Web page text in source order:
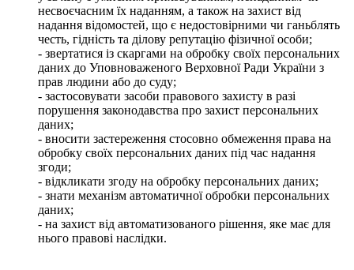
несвоєчасним їх наданням, а також на захист від
надання відомостей, що є недостовірними чи ганьблять
честь, гідність та ділову репутацію фізичної особи;
- звертатися із скаргами на обробку своїх персональних
даних до Уповноваженого Верховної Ради України з
прав людини або до суду;
- застосовувати засоби правового захисту в разі
порушення законодавства про захист персональних
даних;
- вносити застереження стосовно обмеження права на
обробку своїх персональних даних під час надання
згоди;
- відкликати згоду на обробку персональних даних;
- знати механізм автоматичної обробки персональних
даних;
- на захист від автоматизованого рішення, яке має для
нього правові наслідки.